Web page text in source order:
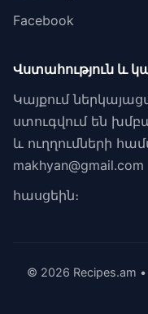
Facebook
Վստահություն և
Կայքում
ստուգվում են
և ուղղումների
makhyan@gmail.com
հասցեին։
© 2026